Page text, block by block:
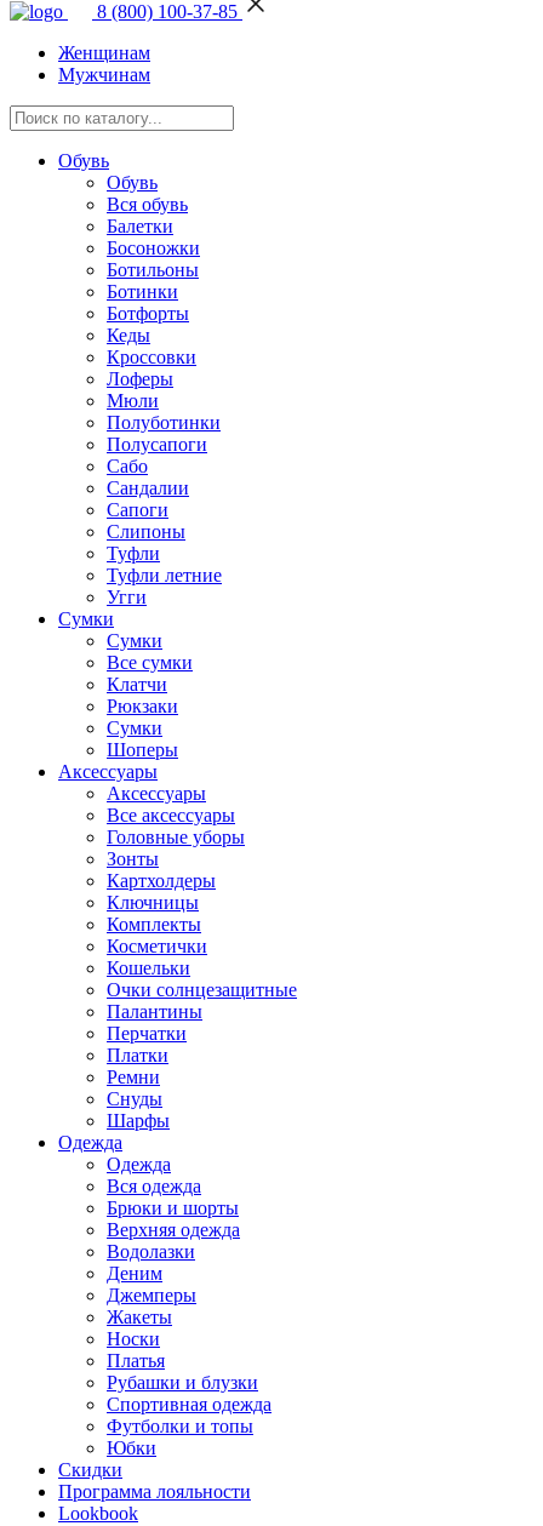
8 (800) 100-37-85
Женщинам
Мужчинам
Обувь
Обувь
Вся обувь
Балетки
Босоножки
Ботильоны
Ботинки
Ботфорты
Кеды
Кроссовки
Лоферы
Мюли
Полуботинки
Полусапоги
Сабо
Сандалии
Сапоги
Слипоны
Туфли
Туфли летние
Угги
Сумки
Сумки
Все сумки
Клатчи
Рюкзаки
Сумки
Шоперы
Аксессуары
Аксессуары
Все аксессуары
Головные уборы
Зонты
Картхолдеры
Ключницы
Комплекты
Косметички
Кошельки
Очки солнцезащитные
Палантины
Перчатки
Платки
Ремни
Снуды
Шарфы
Одежда
Одежда
Вся одежда
Брюки и шорты
Верхняя одежда
Водолазки
Деним
Джемперы
Жакеты
Носки
Платья
Рубашки и блузки
Спортивная одежда
Футболки и топы
Юбки
Скидки
Программа лояльности
Lookbook